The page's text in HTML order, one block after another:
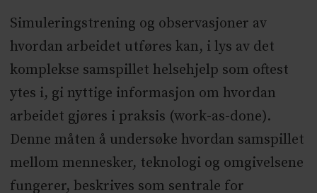
Simuleringstrening og observasjoner av
hvordan arbeidet utføres kan, i lys av det
komplekse samspillet helsehjelp som oftest
ytes i, gi nyttige informasjon om hvordan
arbeidet gjøres i praksis (work-as-done).
Denne måten å undersøke hvordan samspillet
mellom mennesker, teknologi og omgivelsene
fungerer, beskrives som sentrale for